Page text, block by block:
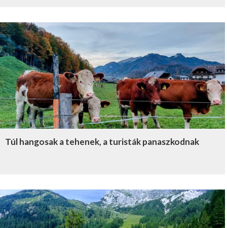
Túl hangosak a tehenek, a turisták panaszkodnak